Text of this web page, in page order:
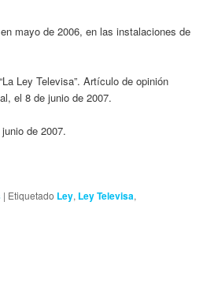
mayo de 2006, en las instalaciones de
Ley Televisa”. Artículo de opinión
el 8 de junio de 2007.
de 2007.
| Etiquetado Ley, Ley Televisa,